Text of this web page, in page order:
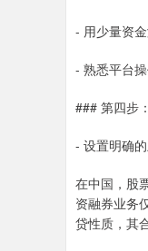
- 用少量资
- 熟悉平台
### 第四步
- 设置明确
在中国，股
资融券业务
贷性质，其